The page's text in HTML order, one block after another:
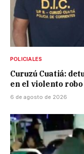
POLICIALES
Curuzú Cuatiá:
en el violento robo
6 de agosto de 2026